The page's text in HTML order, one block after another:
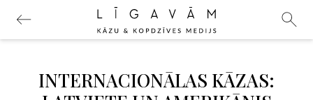
INTERNACIONĀLAS KĀZAS: